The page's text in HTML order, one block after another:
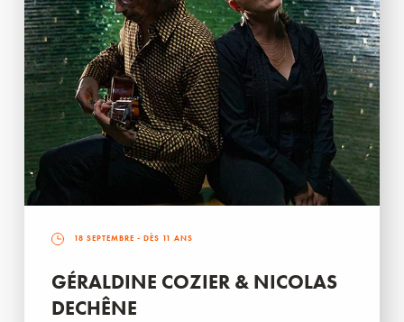
18 SEPTEMBRE - DÈS 11 ANS
GÉRALDINE COZIER & NICOLAS
DECHÊNE